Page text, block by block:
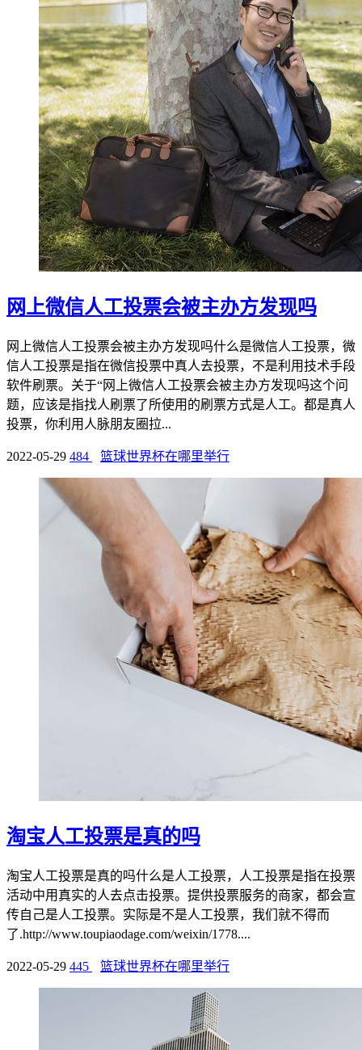
网上微信人工投票会被主办方发现吗
网上微信人工投票会被主办方发现吗什么是微信人工投票，微
信人工投票是指在微信投票中真人去投票，不是利用技术手段
软件刷票。关于“网上微信人工投票会被主办方发现吗这个问
题，应该是指找人刷票了所使用的刷票方式是人工。都是真人
投票，你利用人脉朋友圈拉...
2022-05-29 484 篮球世界杯在哪里举行
淘宝人工投票是真的吗
淘宝人工投票是真的吗什么是人工投票，人工投票是指在投票
活动中用真实的人去点击投票。提供投票服务的商家，都会宣
传自己是人工投票。实际是不是人工投票，我们就不得而
了.http://www.toupiaodage.com/weixin/1778....
2022-05-29 445 篮球世界杯在哪里举行